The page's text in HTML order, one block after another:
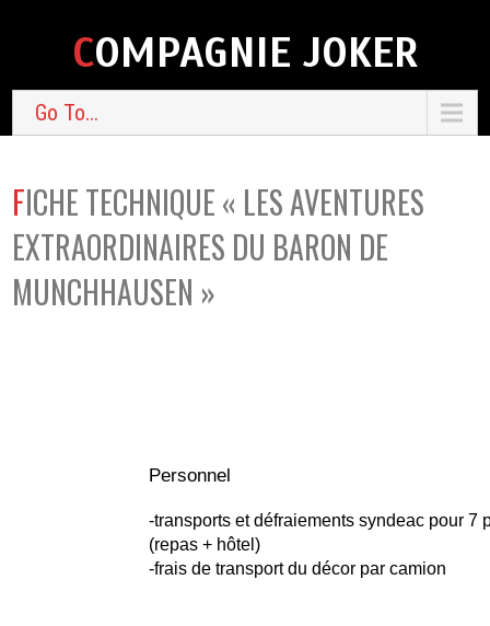
COMPAGNIE JOKER
Go To...
FICHE TECHNIQUE « LES AVENTURES
EXTRAORDINAIRES DU BARON DE
MUNCHHAUSEN »
Personnel
-transports et défraiements syndeac pour 7
(repas + hôtel)
-frais de transport du décor par camion